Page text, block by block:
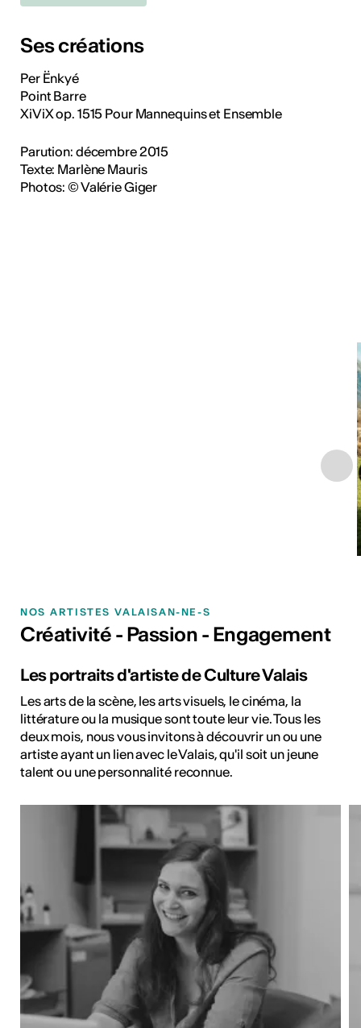
Ses créations
Per Ënkyé
Point Barre
XiViX op. 1515 Pour Mannequins et Ensemble
Parution: décembre 2015
Texte: Marlène Mauris
Photos: © Valérie Giger
NOS ARTISTES VALAISAN-NE-S
Créativité - Passion - Engagement
Les portraits d'artiste de Culture Valais
Les arts de la scène, les arts visuels, le cinéma, la
littérature ou la musique sont toute leur vie. Tous les
deux mois, nous vous invitons à découvrir un ou une
artiste ayant un lien avec le Valais, qu'il soit un jeune
talent ou une personnalité reconnue.